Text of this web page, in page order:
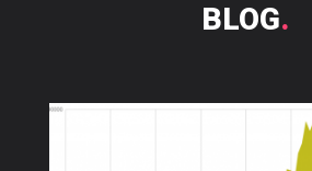
BLOG.